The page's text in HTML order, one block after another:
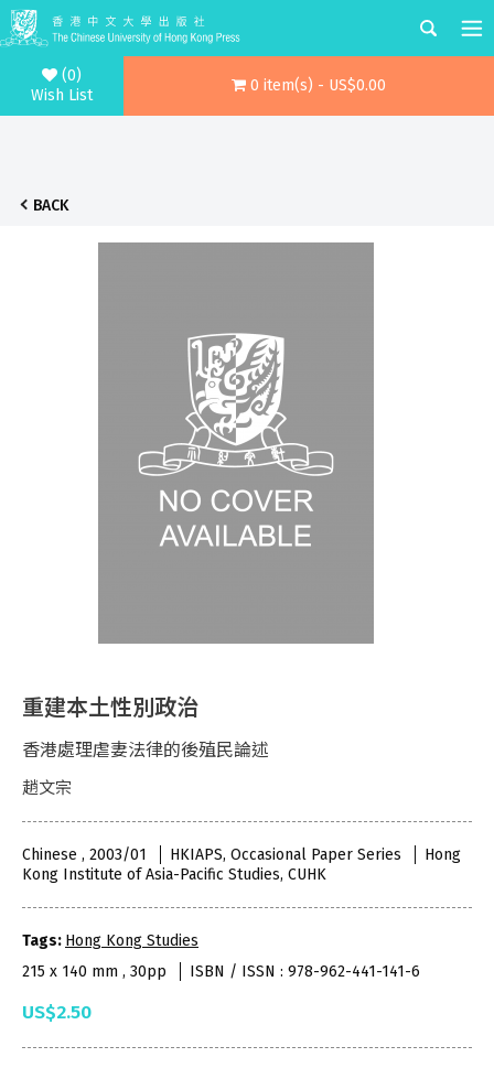
(0)
Wish List
0 item(s) - US$0.00
BACK
重建本土性別政治
香港處理虐妻法律的後殖民論述
趙文宗
Chinese , 2003/01 HKIAPS, Occasional Paper Series
Hong
Kong Institute of Asia-Pacific Studies, CUHK
Tags: Hong Kong Studies
215 x 140 mm , 30pp
ISBN / ISSN : 978-962-441-141-6
US$2.50